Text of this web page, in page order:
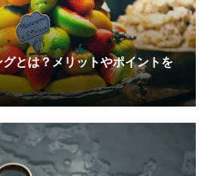
とは？メリットやポイントを